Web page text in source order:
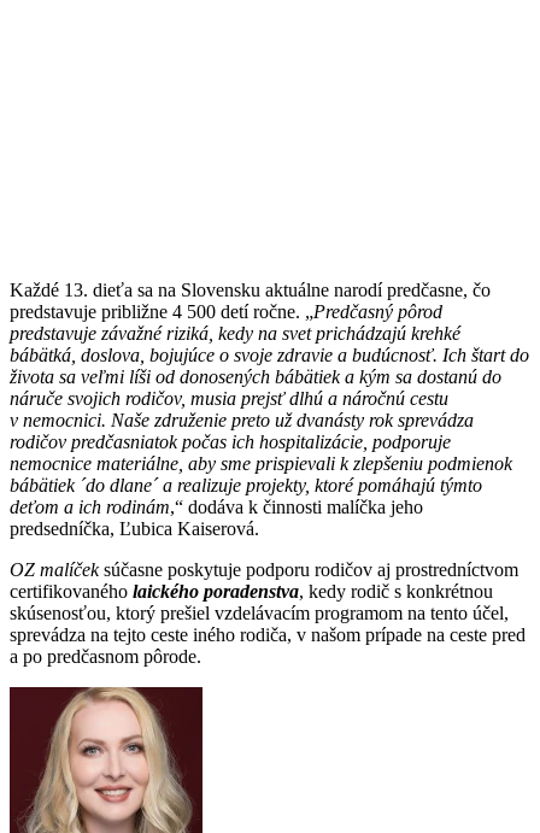
Každé 13. dieťa sa na Slovensku aktuálne narodí predčasne, čo
predstavuje približne 4 500 detí ročne. „Predčasný pôrod
predstavuje závažné riziká, kedy na svet prichádzajú krehké
bábätká, doslova, bojujúce o svoje zdravie a budúcnosť. Ich štart do
života sa veľmi líši od donosených bábätiek a kým sa dostanú do
náruče svojich rodičov, musia prejsť dlhú a náročnú cestu
v nemocnici. Naše združenie preto už dvanásty rok sprevádza
rodičov predčasniatok počas ich hospitalizácie, podporuje
nemocnice materiálne, aby sme prispievali k zlepšeniu podmienok
bábätiek ´do dlane´ a realizuje projekty, ktoré pomáhajú týmto
deťom a ich rodinám,“ dodáva k činnosti malíčka jeho
predsedníčka, Ľubica Kaiserová.
OZ malíčeksúčasne poskytuje podporu rodičov aj prostredníctvom
certifikovaného laického poradenstva, kedy rodič s konkrétnou
skúsenosťou, ktorý prešiel vzdelávacím programom na tento účel,
sprevádza na tejto ceste iného rodiča, v našom prípade na ceste pred
a po predčasnom pôrode.